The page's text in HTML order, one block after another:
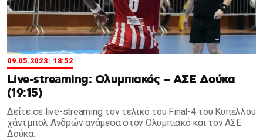
09.05.2023 | 18:52
Live-streaming: Ολυμπιακός – ΑΣΕ Δούκα
(19:15)
Δείτε σε live-streaming τον τελικό του Final-4 του Κυπέλλου
χάντμπολ Ανδρών ανάμεσα στον Ολυμπιακό και τον ΑΣΕ
Δούκα.